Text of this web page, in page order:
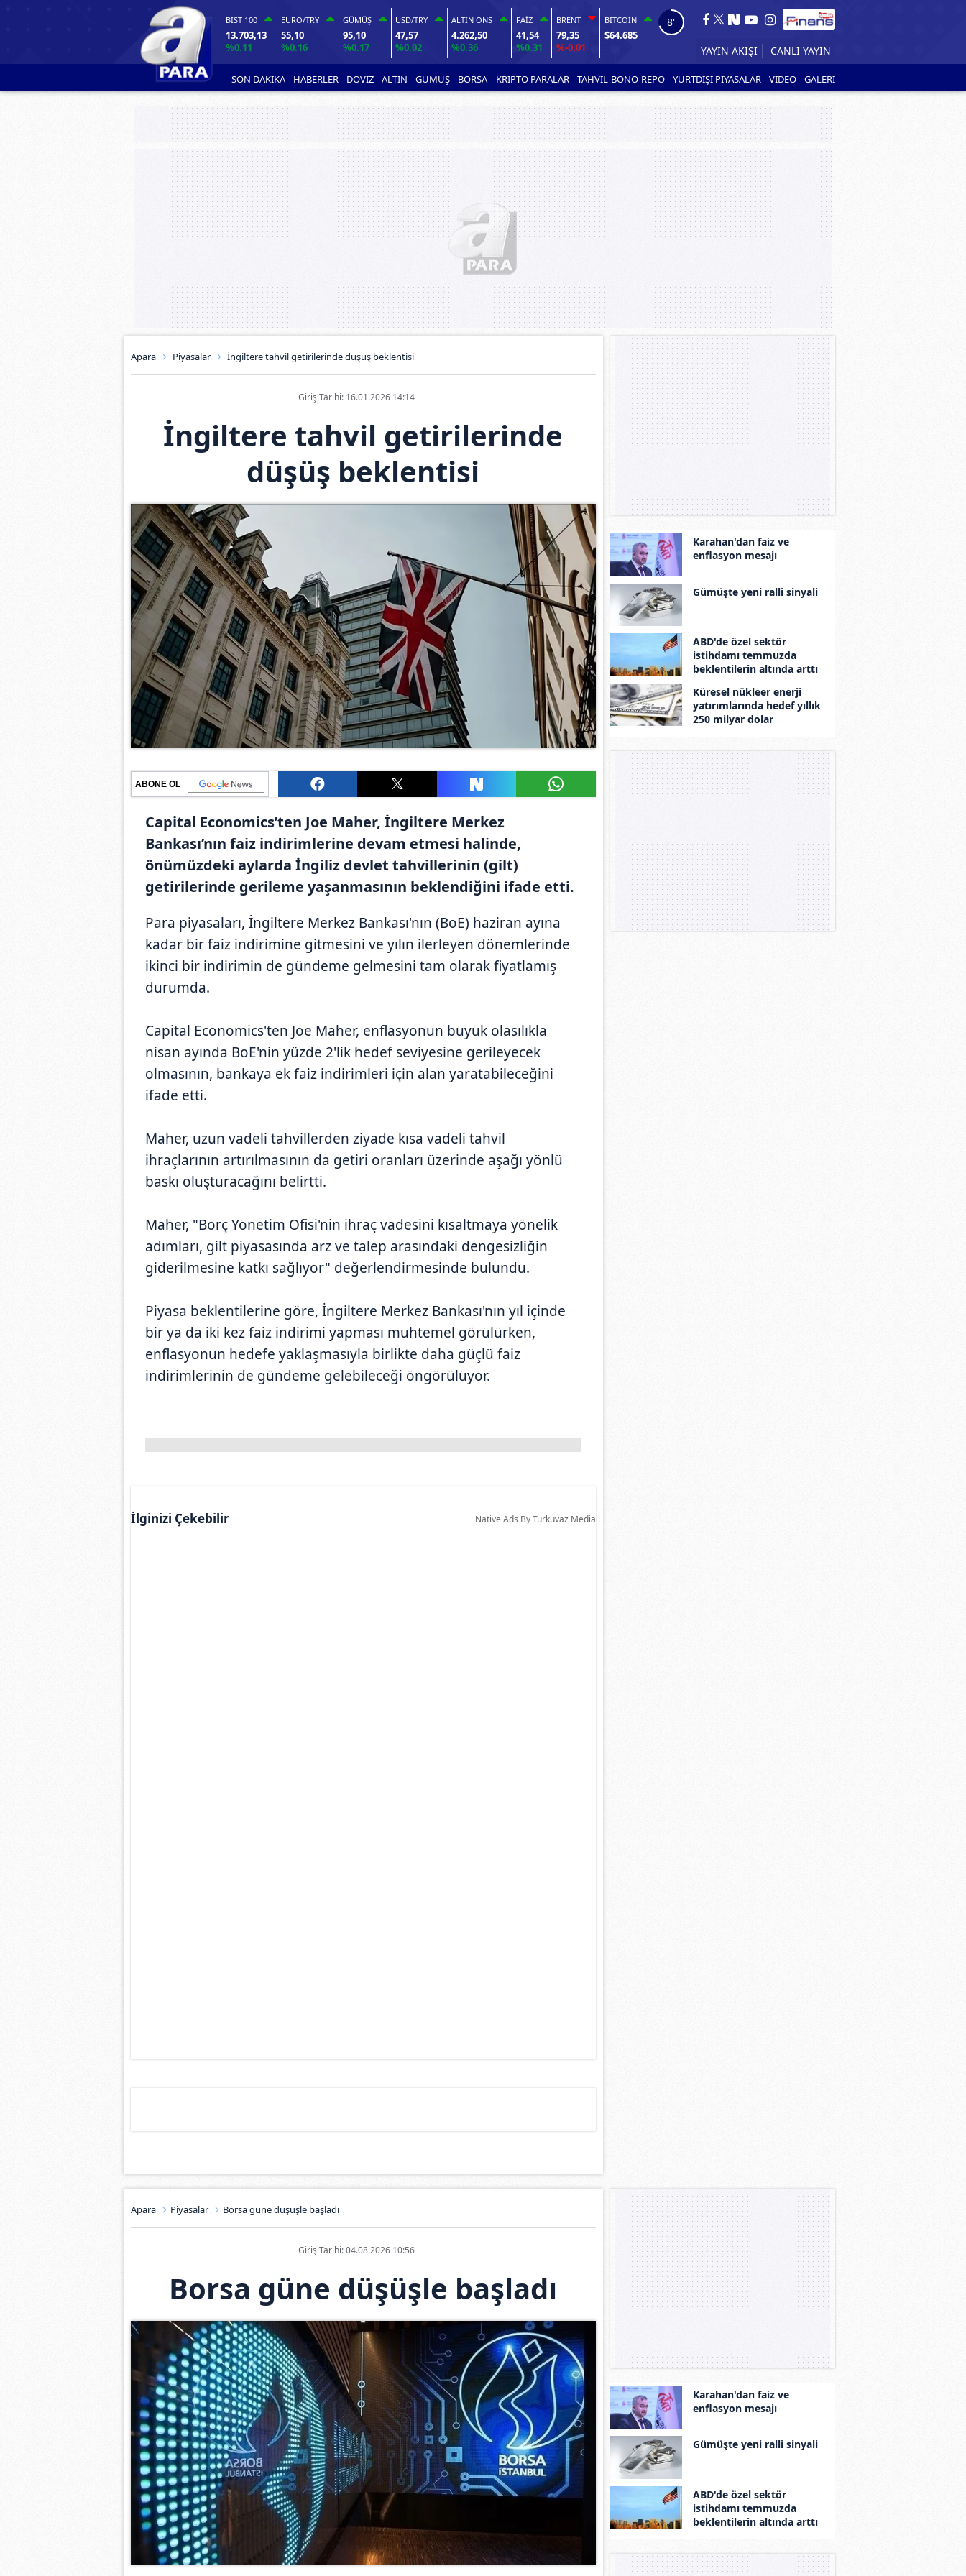
BIST 100
13.703,13
%0.11
EURO/TRY
55,10
%0.16
GÜMÜŞ
95,10
%0.17
USD/TRY
47,57
%0.02
ALTIN ONS
4.262,50
%0.36
FAİZ
41,54
%0.31
BRENT
79,35
%-0.01
BITCOIN
$64.685
7'
YAYIN AKIŞI CANLI YAYIN
SON DAKİKA HABERLER DÖVİZ ALTIN GÜMÜŞ BORSA KRİPTO PARALAR TAHVİL-BONO-REPO YURTDIŞI PİYASALAR VİDEO GALERİ
Apara Piyasalar İngiltere tahvil getirilerinde düşüş beklentisi
Giriş Tarihi: 16.01.2026 14:14
İngiltere tahvil getirilerinde
düşüş beklentisi
ABONE OL
Capital Economics’ten Joe Maher, İngiltere Merkez
Bankası’nın faiz indirimlerine devam etmesi halinde,
önümüzdeki aylarda İngiliz devlet tahvillerinin (gilt)
getirilerinde gerileme yaşanmasının beklendiğini ifade etti.
Para piyasaları, İngiltere Merkez Bankası'nın (BoE) haziran ayına
kadar bir faiz indirimine gitmesini ve yılın ilerleyen dönemlerinde
ikinci bir indirimin de gündeme gelmesini tam olarak fiyatlamış
durumda.
Capital Economics'ten Joe Maher, enflasyonun büyük olasılıkla
nisan ayında BoE'nin yüzde 2'lik hedef seviyesine gerileyecek
olmasının, bankaya ek faiz indirimleri için alan yaratabileceğini
ifade etti.
Maher, uzun vadeli tahvillerden ziyade kısa vadeli tahvil
ihraçlarının artırılmasının da getiri oranları üzerinde aşağı yönlü
baskı oluşturacağını belirtti.
Maher, "Borç Yönetim Ofisi'nin ihraç vadesini kısaltmaya yönelik
adımları, gilt piyasasında arz ve talep arasındaki dengesizliğin
giderilmesine katkı sağlıyor" değerlendirmesinde bulundu.
Piyasa beklentilerine göre, İngiltere Merkez Bankası'nın yıl içinde
bir ya da iki kez faiz indirimi yapması muhtemel görülürken,
enflasyonun hedefe yaklaşmasıyla birlikte daha güçlü faiz
indirimlerinin de gündeme gelebileceği öngörülüyor.
İlginizi Çekebilir Native Ads By Turkuvaz Media
Karahan'dan faiz ve
enflasyon mesajı
Gümüşte yeni ralli sinyali
ABD'de özel sektör
istihdamı temmuzda
beklentilerin altında arttı
Küresel nükleer enerji
yatırımlarında hedef yıllık
250 milyar dolar
Apara Piyasalar Borsa güne düşüşle başladı
Giriş Tarihi: 04.08.2026 10:56
Borsa güne düşüşle başladı
Karahan'dan faiz ve
enflasyon mesajı
Gümüşte yeni ralli sinyali
ABD'de özel sektör
istihdamı temmuzda
beklentilerin altında arttı